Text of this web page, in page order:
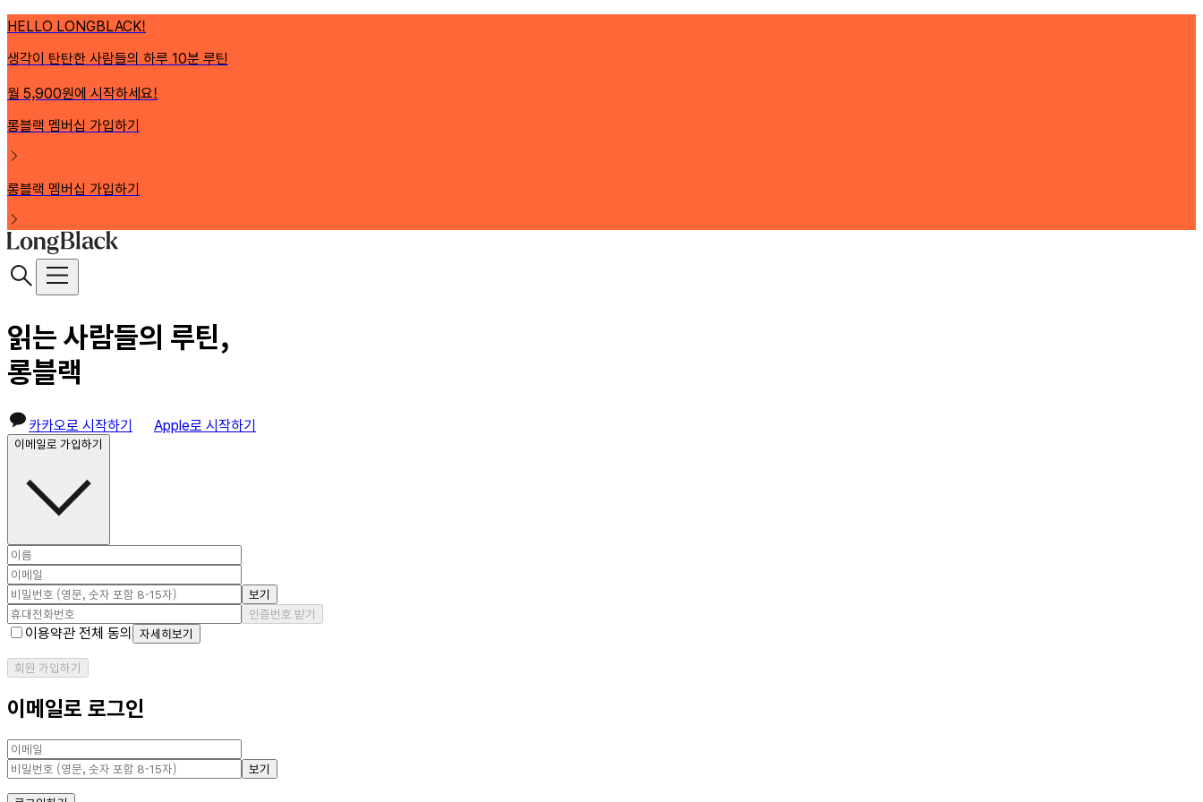
HELLO LONGBLACK!
생각이 탄탄한 사람들의 하루 10분 루틴
월 5,900원에 시작하세요!
롱블랙 멤버십 가입하기
롱블랙 멤버십 가입하기
읽는 사람들의 루틴,
롱블랙
카카오로 시작하기 Apple로 시작하기
이메일로 가입하기
보기
인증번호 받기
이용약관 전체 동의 자세히보기
회원 가입하기
이메일로 로그인
보기